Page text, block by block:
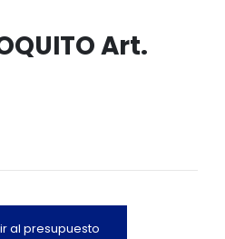
Art.
al presupuesto